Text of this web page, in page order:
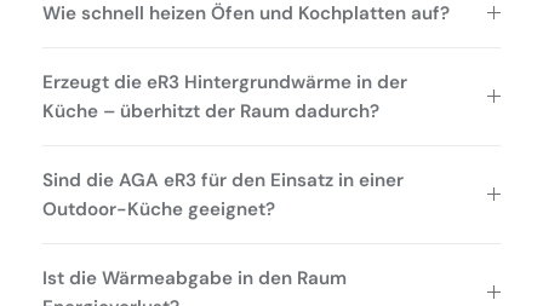
Wie schnell heizen Öfen und Kochplatten auf?
Erzeugt die eR3 Hintergrundwärme in der
Küche – überhitzt der Raum dadurch?
Sind die AGA eR3 für den Einsatz in einer
Outdoor-Küche geeignet?
Ist die Wärmeabgabe in den Raum